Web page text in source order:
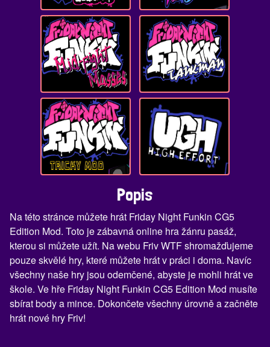
Popis
Na této stránce můžete hrát Friday Night Funkin CG5
Edition Mod. Toto je zábavná online hra žánru pasáž,
kterou si můžete užít. Na webu Friv WTF shromažďujeme
pouze skvělé hry, které můžete hrát v práci i doma. Navíc
všechny naše hry jsou odemčené, abyste je mohli hrát ve
škole. Ve hře Friday Night Funkin CG5 Edition Mod musíte
sbírat body a mince. Dokončete všechny úrovně a začněte
hrát nové hry Friv!